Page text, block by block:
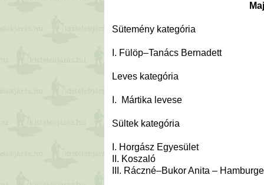
Sütemény kategória
I. Fülöp–Tanács Bernadett
Leves kategória
I. Mártika levese
Sültek kategória
I. Horgász Egyesület
II. Koszaló
III. Ráczné–Bukor Anita –